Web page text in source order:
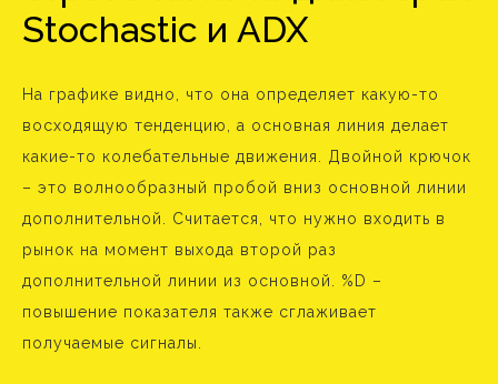
Stochastic и ADX
На графике видно, что она определяет какую-то
восходящую тенденцию, а основная линия делает
какие-то колебательные движения. Двойной крючок
– это волнообразный пробой вниз основной линии
дополнительной. Считается, что нужно входить в
рынок на момент выхода второй раз
дополнительной линии из основной. %D –
повышение показателя также сглаживает
получаемые сигналы.